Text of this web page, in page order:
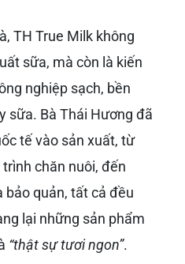
TH True Milk không
sữa, mà còn là kiến
nghiệp sạch, bền
sữa. Bà Thái Hương đã
tế vào sản xuất, từ
chăn nuôi, đến
bảo quản, tất cả đều
lại những sản phẩm
“thật sự tươi ngon”.